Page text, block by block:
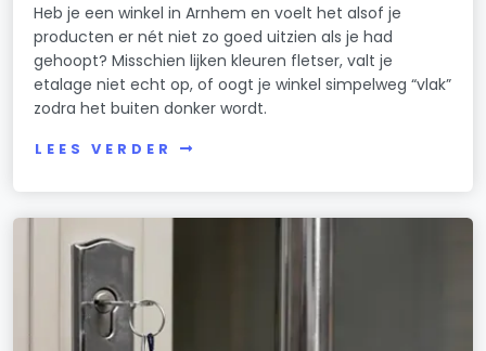
Heb je een winkel in Arnhem en voelt het alsof je
producten er nét niet zo goed uitzien als je had
gehoopt? Misschien lijken kleuren fletser, valt je
etalage niet echt op, of oogt je winkel simpelweg “vlak”
zodra het buiten donker wordt.
LEES VERDER